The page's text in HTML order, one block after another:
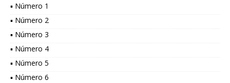
▪ Número 1
▪ Número 2
▪ Número 3
▪ Número 4
▪ Número 5
▪ Número 6